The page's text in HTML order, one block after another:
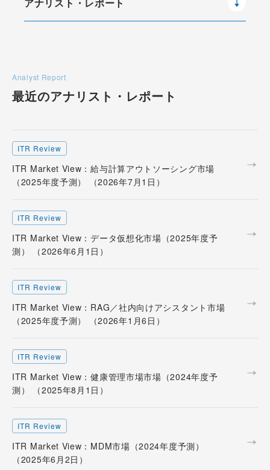
Analyst Report
最近のアナリスト・ レポート
ITR Review
ITR Market View：給与計算アウトソーシング市場
（2025年度予測） （2026年7月1日）
ITR Review
ITR Market View：データ仮想化市場（2025年度予
測） （2026年6月1日）
ITR Review
ITR Market View：RAG／社内向けアシスタント市場
（2025年度予測） （2026年1月6日）
ITR Review
ITR Market View：健康管理市場市場（2024年度予
測） （2025年8月1日）
ITR Review
ITR Market View：MDM市場（2024年度予測）
（2025年6月2日）